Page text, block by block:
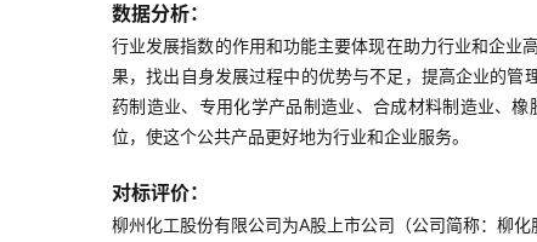
数据分析：
行业发展指数的作用和功能主要体现在助力行业和企业
果，找出自身发展过程中的优势与不足，提高企业的
药制造业、专用化学产品制造业、合成材料制造业、
位，使这个公共产品更好地为行业和企业服务。
对标评价：
柳州化工股份有限公司为A股上市公司（公司简称：柳